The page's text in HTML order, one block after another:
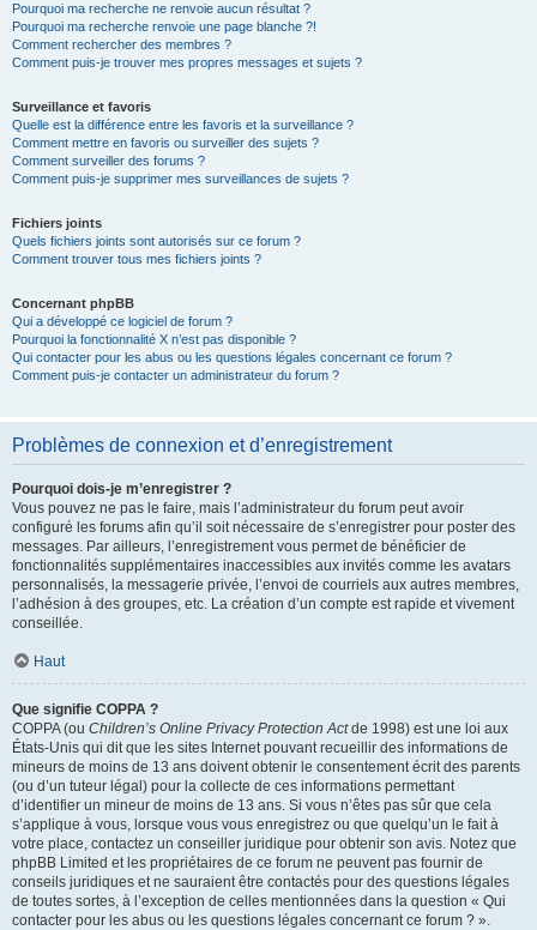
Pourquoi ma recherche ne renvoie aucun résultat ?
Pourquoi ma recherche renvoie une page blanche ?!
Comment rechercher des membres ?
Comment puis-je trouver mes propres messages et sujets ?
Surveillance et favoris
Quelle est la différence entre les favoris et la surveillance ?
Comment mettre en favoris ou surveiller des sujets ?
Comment surveiller des forums ?
Comment puis-je supprimer mes surveillances de sujets ?
Fichiers joints
Quels fichiers joints sont autorisés sur ce forum ?
Comment trouver tous mes fichiers joints ?
Concernant phpBB
Qui a développé ce logiciel de forum ?
Pourquoi la fonctionnalité X n’est pas disponible ?
Qui contacter pour les abus ou les questions légales concernant ce forum ?
Comment puis-je contacter un administrateur du forum ?
Problèmes de connexion et d’enregistrement
Pourquoi dois-je m’enregistrer ?
Vous pouvez ne pas le faire, mais l’administrateur du forum peut avoir
configuré les forums afin qu’il soit nécessaire de s’enregistrer pour poster des
messages. Par ailleurs, l’enregistrement vous permet de bénéficier de
fonctionnalités supplémentaires inaccessibles aux invités comme les avatars
personnalisés, la messagerie privée, l’envoi de courriels aux autres membres,
l’adhésion à des groupes, etc. La création d’un compte est rapide et vivement
conseillée.
Haut
Que signifie COPPA ?
COPPA (ou Children’s Online Privacy Protection Actde 1998) est une loi aux
États-Unis qui dit que les sites Internet pouvant recueillir des informations de
mineurs de moins de 13 ans doivent obtenir le consentement écrit des parents
(ou d’un tuteur légal) pour la collecte de ces informations permettant
d’identifier un mineur de moins de 13 ans. Si vous n’êtes pas sûr que cela
s’applique à vous, lorsque vous vous enregistrez ou que quelqu’un le fait à
votre place, contactez un conseiller juridique pour obtenir son avis. Notez que
phpBB Limited et les propriétaires de ce forum ne peuvent pas fournir de
conseils juridiques et ne sauraient être contactés pour des questions légales
de toutes sortes, à l’exception de celles mentionnées dans la question « Qui
contacter pour les abus ou les questions légales concernant ce forum ? ».